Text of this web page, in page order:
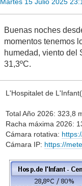
Buenas noches
momentos tenemos
humedad, viento del
31,3ºC.
L'Hospitalet de
Total Año 2026: 323,8
Racha máxima 2026:
Cámara rotativa:
Cámara IP: https://